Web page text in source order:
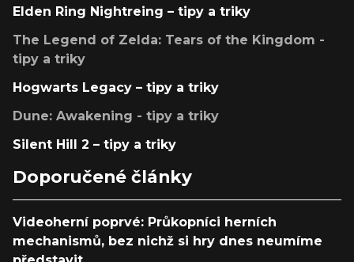
Elden Ring Nightreing – tipy a triky
The Legend of Zelda: Tears of the Kingdom -
tipy a triky
Hogwarts Legacy – tipy a triky
Dune: Awakening - tipy a triky
Silent Hill 2 – tipy a triky
Doporučené články
Videoherní poprvé: Průkopníci herních
mechanismů, bez nichž si hry dnes neumíme